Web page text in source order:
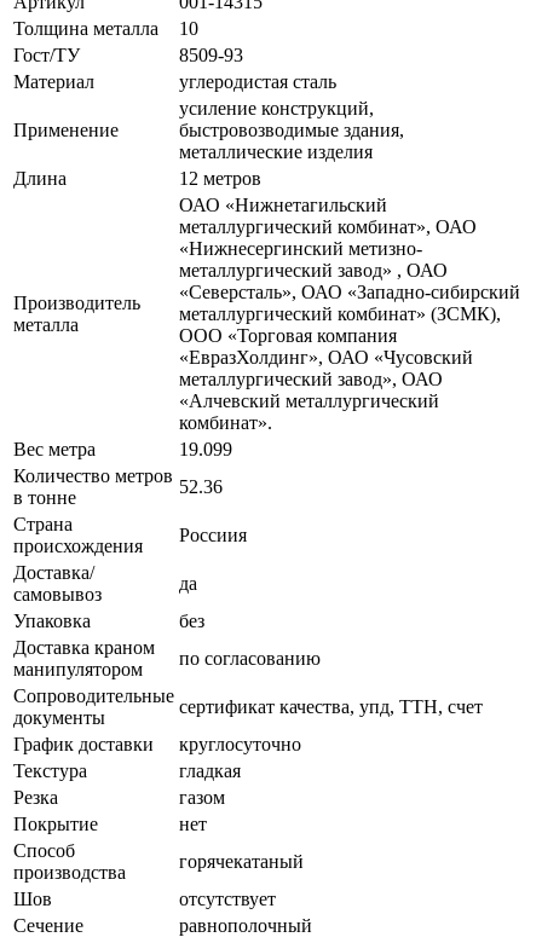
Толщина металла
10
Гост/ТУ
8509-93
Материал
углеродистая сталь
Применение
усиление конструкций,
быстровозводимые здания,
металлические изделия
Длина
12 метров
Производитель
металла
ОАО «Нижнетагильский
металлургический комбинат», ОАО
«Нижнесергинский метизно-
металлургический завод» , ОАО
«Северсталь», ОАО «Западно-сибирский
металлургический комбинат» (ЗСМК),
ООО «Торговая компания
«ЕвразХолдинг», ОАО «Чусовский
металлургический завод», ОАО
«Алчевский металлургический
комбинат».
Вес метра
19.099
Количество метров
в тонне
52.36
Страна
происхождения
Россиия
Доставка/
самовывоз
да
Упаковка
без
Доставка краном
манипулятором
по согласованию
Сопроводительные
документы
сертификат качества, упд, ТТН, счет
График доставки
круглосуточно
Текстура
гладкая
Резка
газом
Покрытие
нет
Способ
производства
горячекатаный
Шов
отсутствует
Сечение
равнополочный